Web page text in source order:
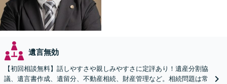
遺言無効
【初回相談無料】話しやすさや親しみやすさに定評あり！遺産分割協
議、遺言書作成、遺留分、不動産相続、財産管理など。相続問題は常